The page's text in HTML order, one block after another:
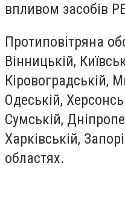
впливом засобів
Протиповітряна
Вінницькій,
Кіровоградській,
Одеській,
Сумській,
Харківській,
областях.